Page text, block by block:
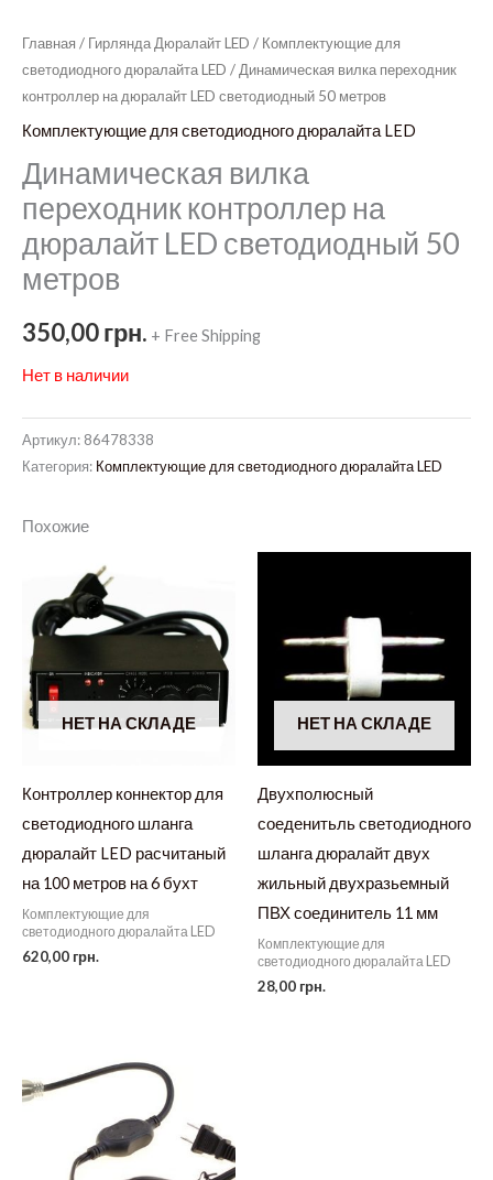
Главная / Гирлянда Дюралайт LED / Комплектующие для
светодиодного дюралайта LED / Динамическая вилка переходник
контроллер на дюралайт LED светодиодный 50 метров
Комплектующие для светодиодного дюралайта LED
Динамическая вилка
переходник контроллер на
дюралайт LED светодиодный 50
метров
350,00грн. + Free Shipping
Нет в наличии
Артикул: 86478338
Категория: Комплектующие для светодиодного дюралайта LED
Похожие
НЕТ НА СКЛАДЕ
Контроллер коннектор для
светодиодного шланга
дюралайт LED расчитаный
на 100 метров на 6 бухт
Комплектующие для
светодиодного дюралайта LED
620,00 грн.
НЕТ НА СКЛАДЕ
Двухполюсный
соеденитьль светодиодного
шланга дюралайт двух
жильный двухразьемный
ПВХ соединитель 11 мм
Комплектующие для
светодиодного дюралайта LED
28,00 грн.